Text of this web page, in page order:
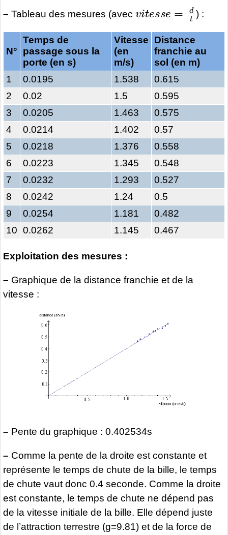
– Tableau des mesures (avec
ite
) :
N°
Temps de
passage sous la
porte (en s)
Vitesse
(en
m/s)
Distance
franchie au
sol (en m)
1
0.0195 1.538
0.615
2
0.02 1.5
0.595
3
0.0205 1.463
0.575
4
0.0214 1.402
0.57
5
0.0218 1.376
0.558
6
0.0223 1.345
0.548
7
0.0232 1.293
0.527
8
0.0242 1.24
0.5
9
0.0254 1.181
0.482
10 0.0262 1.145 0.467
Exploitation des mesures :
– Graphique de la distance franchie et de la
vitesse :
– Pente du graphique : 0.402534s
– Comme la pente de la droite est constante et
représente le temps de chute de la bille, le temps
de chute vaut donc 0.4 seconde. Comme la droite
est constante, le temps de chute ne dépend pas
de la vitesse initiale de la bille. Elle dépend juste
de l’attraction terrestre (g=9.81) et de la force de